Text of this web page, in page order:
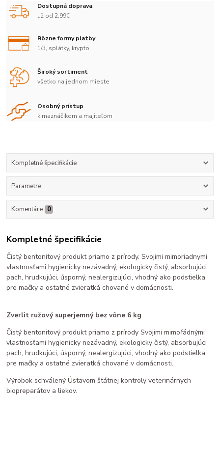
Dostupná doprava
už od 2,99€
Rôzne formy platby
1/3, splátky, krypto
Široký sortiment
všetko na jednom mieste
Osobný prístup
k maznáčikom a majiteľom
Kompletné špecifikácie
Parametre
Komentáre 0
Kompletné špecifikácie
Čistý bentonitový produkt priamo z prírody. Svojimi mimoriadnymi
vlastnosťami hygienicky nezávadný, ekologicky čistý, absorbujúci
pach, hrudkujúci, úsporný, nealergizujúci, vhodný ako podstielka
pre mačky a ostatné zvieratká chované v domácnosti.
Zverlit ružový superjemný bez vône 6 kg
Čistý bentonitový produkt priamo z prírody Svojimi mimořádnými
vlastnosťami hygienicky nezávadný, ekologicky čistý, absorbujúci
pach, hrudkujúci, úsporný, nealergizujúci, vhodný ako podstielka
pre mačky a ostatné zvieratká chované v domácnosti.
Výrobok schválený Ústavom štátnej kontroly veterinárnych
biopreparátov a liekov.